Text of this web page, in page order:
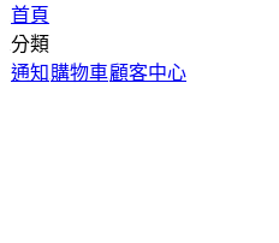
首頁
分類
通知 購物車顧客中心